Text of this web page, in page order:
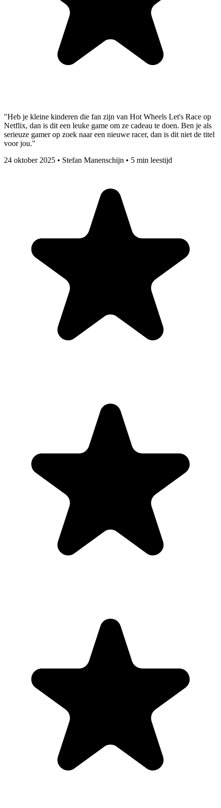
"Heb je kleine kinderen die fan zijn van Hot Wheels Let's Race op
Netflix, dan is dit een leuke game om ze cadeau te doen. Ben je als
serieuze gamer op zoek naar een nieuwe racer, dan is dit niet de titel
voor jou."
24 oktober 2025 • Stefan Manenschijn • 5 min leestijd